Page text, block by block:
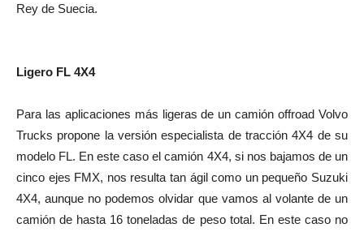
Rey de Suecia.
Ligero FL 4X4
Para las aplicaciones más ligeras de un camión offroad Volvo
Trucks propone la versión especialista de tracción 4X4 de su
modelo FL. En este caso el camión 4X4, si nos bajamos de un
cinco ejes FMX, nos resulta tan ágil como un pequeño Suzuki
4X4, aunque no podemos olvidar que vamos al volante de un
camión de hasta 16 toneladas de peso total. En este caso no